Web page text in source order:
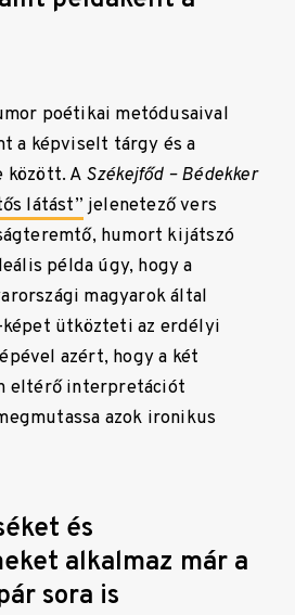
poétikai metódusaival
a képviselt tárgy és a
között. A Székejfőd – Bédekker
látást” jelenetező vers
humort kijátszó
példa úgy, hogy a
magyarok által
ütközteti az erdélyi
azért, hogy a két
eltérő interpretációt
azok ironikus
és
alkalmaz már a
sora is